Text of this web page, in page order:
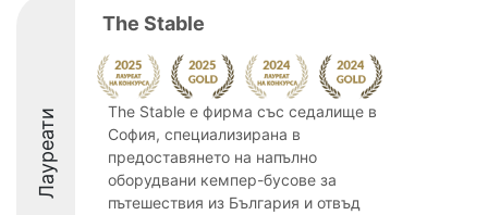
Лауреати
The Stable
The Stable е фирма със седалище в
София, специализирана в
предоставянето на напълно
оборудвани кемпер-бусове за
пътешествия из България и отвъд